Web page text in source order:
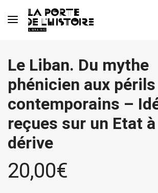
Le Liban. Du mythe
phénicien aux périls
contemporains –
reçues sur un Etat
dérive
20,00€